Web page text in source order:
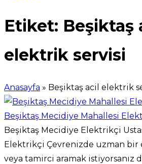
Etiket: Beşiktaş
elektrik servisi
Anasayfa » Beşiktaş acil elektrik
Beşiktaş Mecidiye Mahallesi
Beşiktaş Mecidiye Elektrikçi
Elektrikçi Çevrenizde uzman bir
veya tamirci aramak istiyorsanız